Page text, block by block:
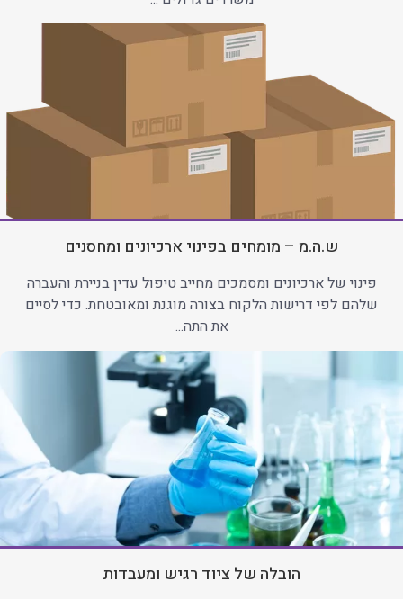
ש.ה.מ – מומחים בפינוי ארכיונים ומחסנים
פינוי של ארכיונים ומסמכים מחייב טיפול עדין בניירת והעברה
שלהם לפי דרישות הלקוח בצורה מוגנת ומאובטחת. כדי לסיים
את התה...
הובלה של ציוד רגיש ומעבדות